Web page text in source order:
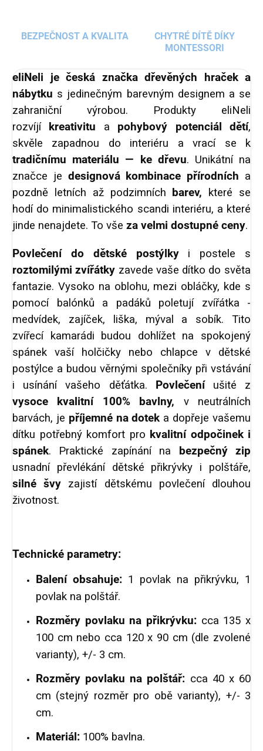
BEZPEČNOST A KVALITA
CHYTRÉ DÍTĚ DÍKY
MONTESSORI
eliNeli je česká značka dřevěných hraček a
nábytku s jedinečným barevným designem a se
zahraniční výrobou. Produkty eliNeli
rozvíjí kreativitu a pohybový potenciál dětí,
skvěle zapadnou do interiéru a vrací se k
tradičnímu materiálu — ke dřevu. Unikátní na
značce je designová kombinace přírodních a
pozdně letních až podzimních barev, které se
hodí do minimalistického scandi interiéru, a které
jinde nenajdete. To vše za velmi dostupné ceny.
Povlečení do dětské postýlkyi postele s
roztomilými zvířátky zavede vaše dítko do světa
fantazie. Vysoko na oblohu, mezi obláčky, kde s
pomocí balónků a padáků poletují zvířátka -
medvídek, zajíček, liška, mýval a sobík. Tito
zvířecí kamarádi budou dohlížet na spokojený
spánek vaší holčičky nebo chlapce v dětské
postýlce a budou věrnými společníky při vstávání
i usínání vašeho děťátka. Povlečení ušité z
vysoce kvalitní 100% bavlny, v neutrálních
barvách, je příjemné na dotek a dopřeje vašemu
dítku potřebný komfort pro kvalitní odpočinek i
spánek. Praktické zapínání na bezpečný zip
usnadní převlékání dětské přikrývky i polštáře,
silné švy zajistí dětskému povlečení dlouhou
životnost.
Technické parametry:
Balení obsahuje: 1 povlak na přikrývku, 1
povlak na polštář.
Rozměry povlaku na přikrývku: cca 135 x
100 cm nebo cca 120 x 90 cm (dle zvolené
varianty), +/- 3 cm.
Rozměry povlaku na polštář: cca 40 x 60
cm (stejný rozměr pro obě varianty), +/- 3
cm.
Materiál: 100% bavlna.